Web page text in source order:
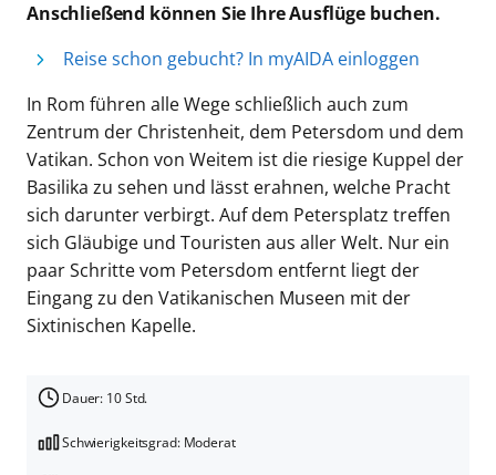
Anschließend können Sie Ihre Ausflüge buchen.
Reise schon gebucht? In myAIDA einloggen
In Rom führen alle Wege schließlich auch zum
Zentrum der Christenheit, dem Petersdom und dem
Vatikan. Schon von Weitem ist die riesige Kuppel der
Basilika zu sehen und lässt erahnen, welche Pracht
sich darunter verbirgt. Auf dem Petersplatz treffen
sich Gläubige und Touristen aus aller Welt. Nur ein
paar Schritte vom Petersdom entfernt liegt der
Eingang zu den Vatikanischen Museen mit der
Sixtinischen Kapelle.
Dauer: 10 Std.
Schwierigkeitsgrad: Moderat